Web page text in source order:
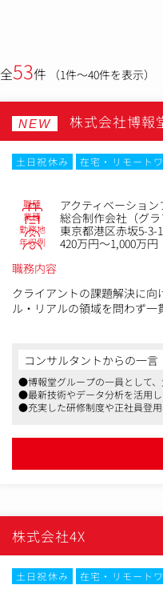
全53件 （1件～40件を表示）
NEW 株式会社博報
土日祝休み 在宅・リモート
職種 アクティベーショ
業種 総合制作会社（グラ
勤務地 東京都港区赤坂5-3-
年収例
420万円～1,000万円
職務内容
クライアントの課題解決に
ル・リアルの領域を問わず一
ルの経験やSNS領域の経験
的な施策の提案と実施領域
コンサルタントからの一言
●博報堂グループの一員として、
●最新技術やデータ分析を活用し
●充実した研修制度や正社員登用
株式会社4X
土日祝休み 在宅・リモート